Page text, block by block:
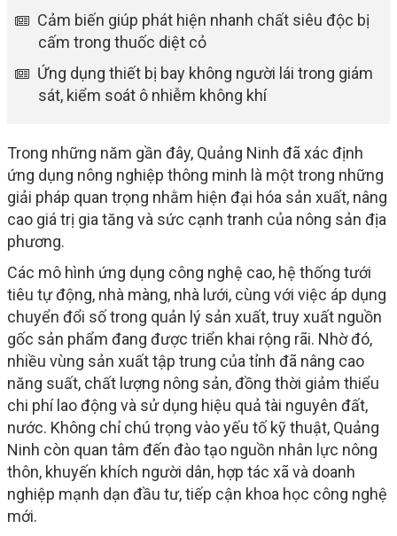
Cảm biến giúp phát hiện nhanh chất siêu độc bị
cấm trong thuốc diệt cỏ
Ứng dụng thiết bị bay không người lái trong giám
sát, kiểm soát ô nhiễm không khí
Trong những năm gần đây, Quảng Ninh đã xác định
ứng dụng nông nghiệp thông minh là một trong những
giải pháp quan trọng nhằm hiện đại hóa sản xuất, nâng
cao giá trị gia tăng và sức cạnh tranh của nông sản địa
phương.
Các mô hình ứng dụng công nghệ cao, hệ thống tưới
tiêu tự động, nhà màng, nhà lưới, cùng với việc áp dụng
chuyển đổi số trong quản lý sản xuất, truy xuất nguồn
gốc sản phẩm đang được triển khai rộng rãi. Nhờ đó,
nhiều vùng sản xuất tập trung của tỉnh đã nâng cao
năng suất, chất lượng nông sản, đồng thời giảm thiểu
chi phí lao động và sử dụng hiệu quả tài nguyên đất,
nước. Không chỉ chú trọng vào yếu tố kỹ thuật, Quảng
Ninh còn quan tâm đến đào tạo nguồn nhân lực nông
thôn, khuyến khích người dân, hợp tác xã và doanh
nghiệp mạnh dạn đầu tư, tiếp cận khoa học công nghệ
mới.